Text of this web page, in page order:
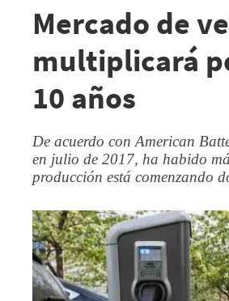
Mercado de
multiplicará
10 años
De acuerdo con American
en julio de 2017, ha habido
producción está comenzando